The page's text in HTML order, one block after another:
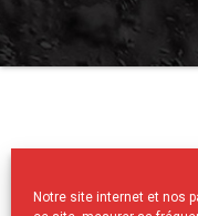
Notre site internet et nos